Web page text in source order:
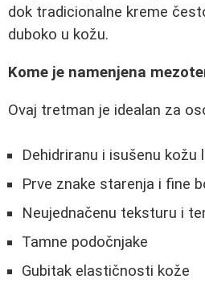
dok tradicionalne kreme
duboko u kožu.
Kome je namenjena
Ovaj tretman je idealan za
Dehidriranu i isušenu kožu
Prve znake starenja i fine
Neujednačenu teksturu i
Tamne podočnjake
Gubitak elastičnosti kože